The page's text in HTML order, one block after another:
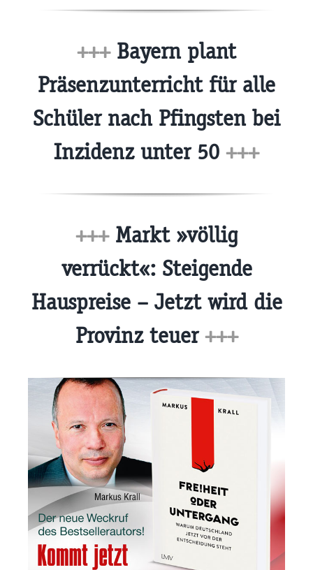
+++Bayern plant
Präsenzunterricht für alle
Schüler nach Pfingsten bei
Inzidenz unter 50 +++
+++Markt »völlig
verrückt«: Steigende
Hauspreise – Jetzt wird die
Provinz teuer+++